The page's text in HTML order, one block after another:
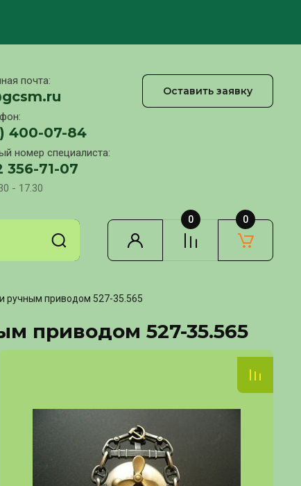
почта:
400-07-84
номер специалиста:
356-71-07
- 17.30
Оставить заявку
0 0
ручным приводом 527-35.565
приводом 527-35.565